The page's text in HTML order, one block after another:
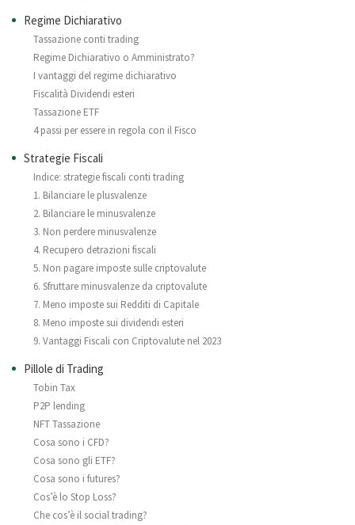
Regime Dichiarativo
Tassazione conti trading
Regime Dichiarativo o Amministrato?
I vantaggi del regime dichiarativo
Fiscalità Dividendi esteri
Tassazione ETF
4 passi per essere in regola con il Fisco
Strategie Fiscali
Indice: strategie fiscali conti trading
1. Bilanciare le plusvalenze
2. Bilanciare le minusvalenze
3. Non perdere minusvalenze
4. Recupero detrazioni fiscali
5. Non pagare imposte sulle criptovalute
6. Sfruttare minusvalenze da criptovalute
7. Meno imposte sui Redditi di Capitale
8. Meno imposte sui dividendi esteri
9. Vantaggi Fiscali con Criptovalute nel 2023
Pillole di Trading
Tobin Tax
P2P lending
NFT Tassazione
Cosa sono i CFD?
Cosa sono gli ETF?
Cosa sono i futures?
Cos’è lo Stop Loss?
Che cos’è il social trading?